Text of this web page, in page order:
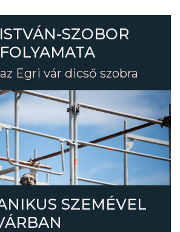
SZOBOR
Egri vár dicső szobra
SZEMÉVEL